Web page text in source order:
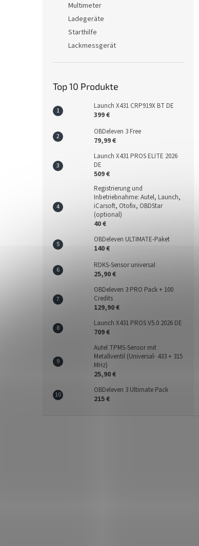
Multimeter
Ladegeräte
Starthilfe
Lackmessgerät
Top 10 Produkte
Launch X431 CRP919X BT DE
399 €
OBDeleven 3 Free
79,99 €
Launch X431 PROS ELITE 2026
DE
509 €
Registrierung und
Inbetriebnahme: Autel, Launch,
iCarsoft, Otofix, OBDStar
(optional)
40 €
OBDeleven ULTIMATE-Paket
140 €
RDKS-Sensor universal
25,90 €
OBDeleven 3 PRO Pack + 100
Credits
129,90 €
Launch X431 PROS V5.0 2026 DE
709 €
Autel TPMS-Sensor mit
Metallventil (Universal- 433 + 315
MHz)
25,90 €
OBDeleven 3 Ultimate Pack
215 €